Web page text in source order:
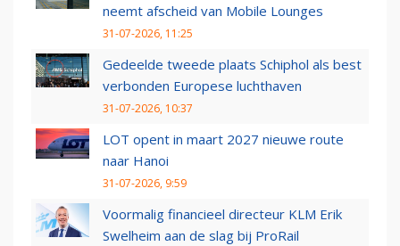
neemt afscheid van Mobile Lounges
31-07-2026, 11:25
Gedeelde tweede plaats Schiphol als best
verbonden Europese luchthaven
31-07-2026, 10:37
LOT opent in maart 2027 nieuwe route
naar Hanoi
31-07-2026, 9:59
Voormalig financieel directeur KLM Erik
Swelheim aan de slag bij ProRail